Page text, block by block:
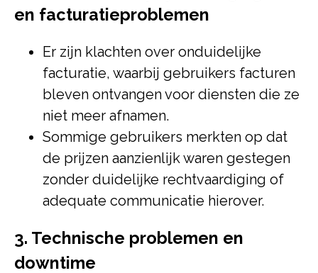
en facturatieproblemen
Er zijn klachten over onduidelijke
facturatie, waarbij gebruikers facturen
bleven ontvangen voor diensten die ze
niet meer afnamen.
Sommige gebruikers merkten op dat
de prijzen aanzienlijk waren gestegen
zonder duidelijke rechtvaardiging of
adequate communicatie hierover.
3. Technische problemen en
downtime